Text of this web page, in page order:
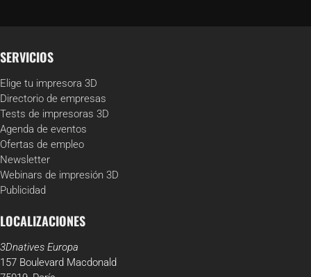
SERVICIOS
Elige tu impresora 3D
Directorio de empresas
Tests de impresoras 3D
Agenda de eventos
Ofertas de empleo
Newsletter
Webinars de impresión 3D
Publicidad
LOCALIZACIONES
3Dnatives Europa
157 Boulevard Macdonald